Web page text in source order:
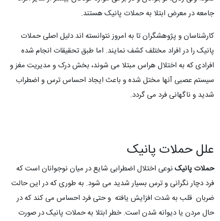
جامعه در معرض ابتلا به حملات پانیک هستند.
کارشناسان و پژوهشگران تا به امروز نتوانسته اند دلیل اصلی حملات
پانیک را در افراد مختلف کشف نمایند. اما طبق تحقیقات انجام شده
افرادی که به اختلال هراس مبتلا می شوند، بخش درک و مدیریت مغز و
سیستم عصبی آنها مختل شده و باعث ایجاد احساس ترس و اضطراب
شدید و ناگهانی فرد می گردد.
علل حملات پانیک
حملات پانیک نوعی اختلال اضطرابی شایع در میان نوجوانان است که
فرد دچار نگرانی و ترس بسیار شدید می شود. به طوری که در این حالت
ضربان قلب به شدت افزایش یافته و حتی فرد احساس می کند که در
حال مردن یا دیوانه شدن است. خطر ابتلا به حملات پانیک در صورت